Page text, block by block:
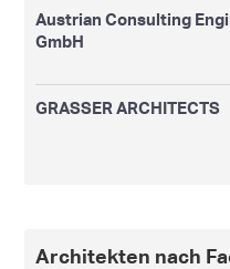
Austrian Consulting
GmbH
GRASSER ARCHITECTS
Architekten nach